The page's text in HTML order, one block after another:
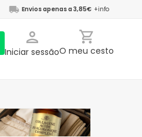
Envios apenas a 3,85€ +info
Iniciar sessãoO meu cesto